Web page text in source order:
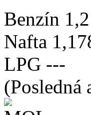
Benzín
Nafta
LPG ---
(Posledná